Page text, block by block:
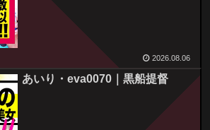
2026.08.06
あいり・eva0070｜黒船提督